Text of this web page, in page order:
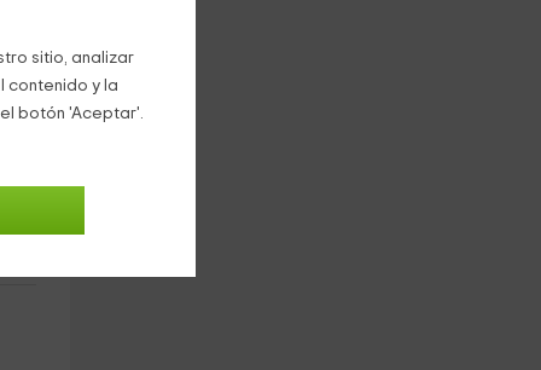
sitio, analizar
contenido y la
botón 'Aceptar'.